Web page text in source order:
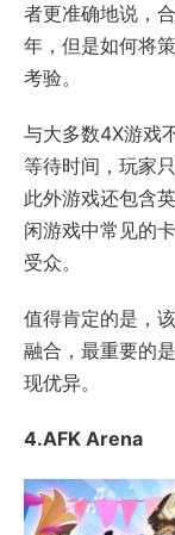
者更准确地说，
年，但是如何将
考验。
与大多数4X游戏
等待时间，玩家
此外游戏还包含
闲游戏中常见的
受众。
值得肯定的是，
融合，最重要的
现优异。
4.AFK Arena